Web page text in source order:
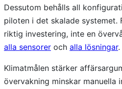
Dessutom behålls all
piloten i det skalade systemet.
riktig investering, inte en
alla sensorer och alla lösningar.
Klimatmålen stärker
övervakning minskar manuella